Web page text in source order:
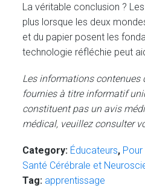
La véritable conclusion ?
plus lorsque les deux
et du papier posent les
technologie réfléchie peut
Les informations contenues
fournies à titre informatif
constituent pas un avis
médical, veuillez consulter
Category: Éducateurs,
Santé Cérébrale et
Tag: apprentissage